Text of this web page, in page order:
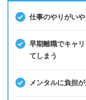
仕事のやりがい
早期離職でキャ
てしまう
メンタルに負担